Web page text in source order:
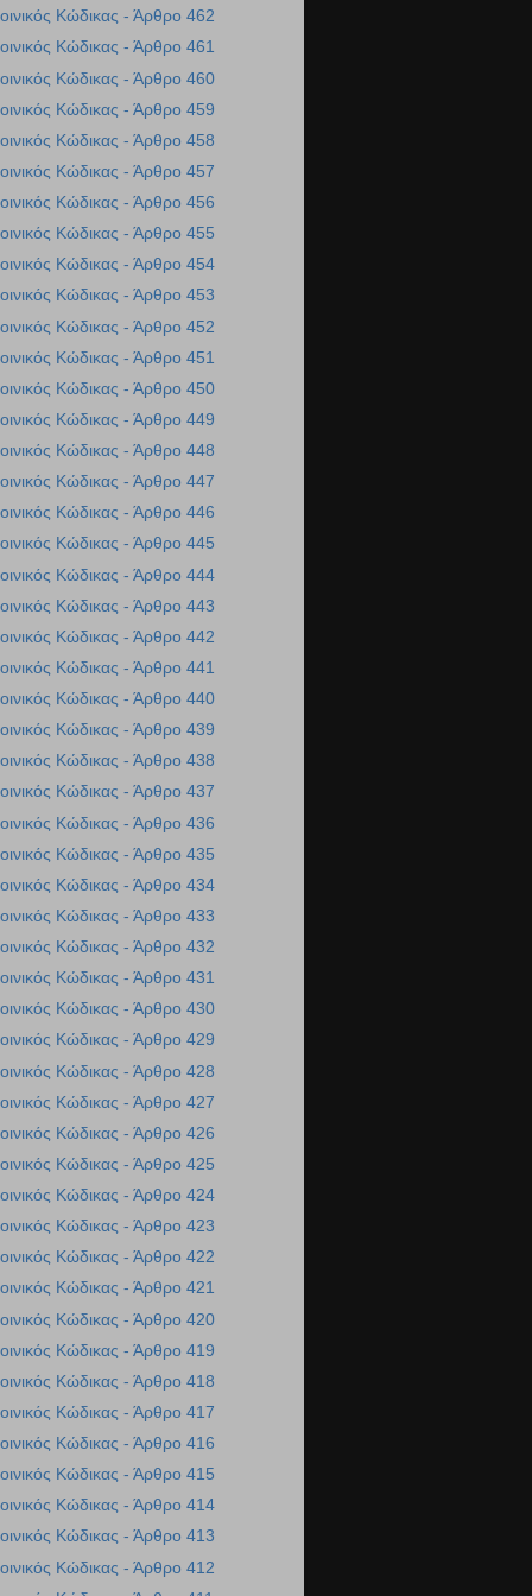
Κώδικας - Άρθρο 462
Κώδικας - Άρθρο 461
Κώδικας - Άρθρο 460
Κώδικας - Άρθρο 459
Κώδικας - Άρθρο 458
Κώδικας - Άρθρο 457
Κώδικας - Άρθρο 456
Κώδικας - Άρθρο 455
Κώδικας - Άρθρο 454
Κώδικας - Άρθρο 453
Κώδικας - Άρθρο 452
Κώδικας - Άρθρο 451
Κώδικας - Άρθρο 450
Κώδικας - Άρθρο 449
Κώδικας - Άρθρο 448
Κώδικας - Άρθρο 447
Κώδικας - Άρθρο 446
Κώδικας - Άρθρο 445
Κώδικας - Άρθρο 444
Κώδικας - Άρθρο 443
Κώδικας - Άρθρο 442
Κώδικας - Άρθρο 441
Κώδικας - Άρθρο 440
Κώδικας - Άρθρο 439
Κώδικας - Άρθρο 438
Κώδικας - Άρθρο 437
Κώδικας - Άρθρο 436
Κώδικας - Άρθρο 435
Κώδικας - Άρθρο 434
Κώδικας - Άρθρο 433
Κώδικας - Άρθρο 432
Κώδικας - Άρθρο 431
Κώδικας - Άρθρο 430
Κώδικας - Άρθρο 429
Κώδικας - Άρθρο 428
Κώδικας - Άρθρο 427
Κώδικας - Άρθρο 426
Κώδικας - Άρθρο 425
Κώδικας - Άρθρο 424
Κώδικας - Άρθρο 423
Κώδικας - Άρθρο 422
Κώδικας - Άρθρο 421
Κώδικας - Άρθρο 420
Κώδικας - Άρθρο 419
Κώδικας - Άρθρο 418
Κώδικας - Άρθρο 417
Κώδικας - Άρθρο 416
Κώδικας - Άρθρο 415
Κώδικας - Άρθρο 414
Κώδικας - Άρθρο 413
Κώδικας - Άρθρο 412